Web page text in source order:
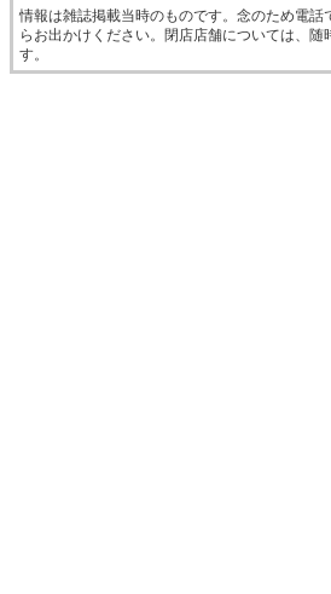
情報は雑誌掲載当時のものです。念のため電話
らお出かけください。閉店店舗については、随
す。